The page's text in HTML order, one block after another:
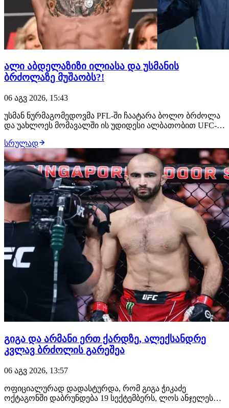
ალი აბდელაზიზი ილიასა და უსმანის
ბრძოლაზე მუშაობს?!
06 აგვ 2026, 15:43
უსმან ნურმაგომედოვმა PFL-ში ჩაატარა ბოლო ბრძოლა
და უახლოეს მომავალში ის უდიდესი ალბათობით UFC-ის
ჩემპიონის მენეჯერი, ალი აბდელაზიზი, რომელსაც სურს,
რომ მისმა კლიენტმა მსოფლიოს მთავარ პრომოუშენში
სადებიუტო ჩხუბი ილია თოფურიასთან გამართოს.…
სრულად
გიგა და არმანი ერთ ქარდზე, ალექსანდრე
კვლავ ბრძოლის გარეშეა
06 აგვ 2026, 13:57
ოფიციალურად დადასტურდა, რომ გიგა ჭიკაძე
ოქტაგონში დაბრუნდება 19 სექტემბერს, ლოს ანჯელესში